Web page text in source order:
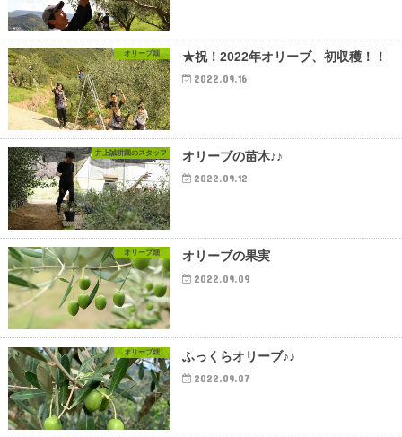
オリーブ畑 ★祝！2022年オリーブ、初収穫！！
2022.09.16
井上誠耕園のスタッフ オリーブの苗木♪♪
2022.09.12
オリーブ畑 オリーブの果実
2022.09.09
オリーブ畑 ふっくらオリーブ♪♪
2022.09.07